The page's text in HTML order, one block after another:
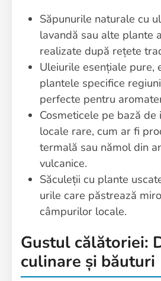
Săpunurile naturale cu
lavandă sau alte plante
realizate după rețete
Uleiurile esențiale pure,
plantele specifice
perfecte pentru
Cosmeticele pe bază de
locale rare, cum ar fi
termală sau nămol din
vulcanice.
Săculeții cu plante
urile care păstrează
câmpurilor locale.
Gustul călătoriei:
culinare și băuturi